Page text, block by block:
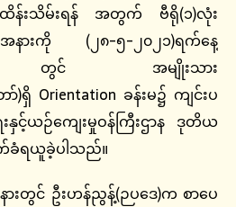
ထိန်းသိမ်းရန် အတွက် ဗီရို(၁)လုံး
ားကို (၂၈-၅-၂၀၂၁)ရက်နေ့
ာရီ တွင် အမျိုးသား
ရှိ Orientation ခန်းမ၌ ကျင်းပ
နှင့်ယဉ်ကျေးမှုဝန်ကြီးဌာန ဒုတိယ
ခံရယူခဲ့ပါသည်။
ဦးဟန်ညွန့်(ဉပဒေ)က စာပေ